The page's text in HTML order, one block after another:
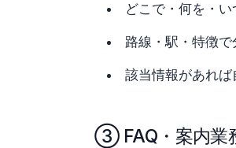
どこで・何を・
路線・駅・特徴
該当情報があれ
③ FAQ・案内業